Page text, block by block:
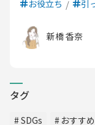
お役立ち 引
新橋 香奈
タグ
SDGs おすすめ